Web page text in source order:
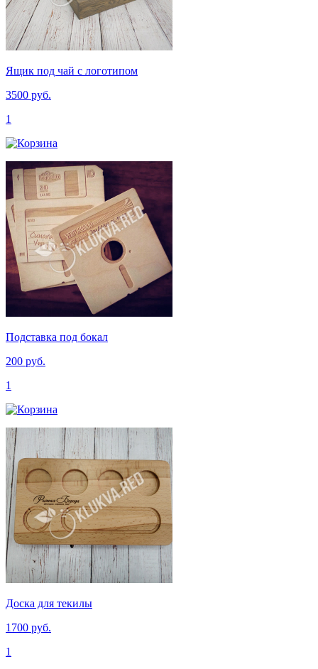
Ящик под чай с логотипом
3500 руб.
1
Подставка под бокал
200 руб.
1
Доска для текилы
1700 руб.
1